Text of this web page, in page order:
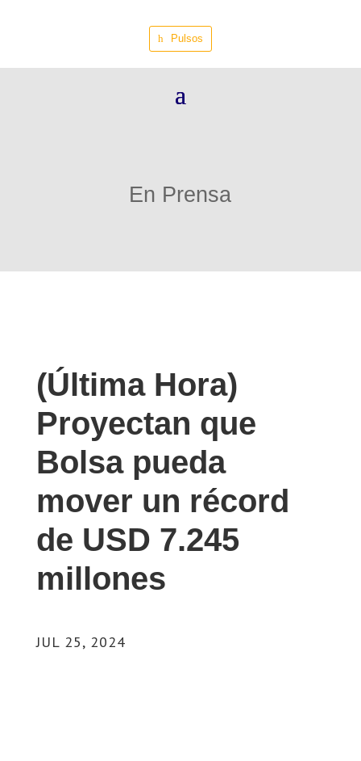
Pulsos
En Prensa
(Última Hora)
Proyectan que
Bolsa pueda
mover un récord
de USD 7.245
millones
JUL 25, 2024